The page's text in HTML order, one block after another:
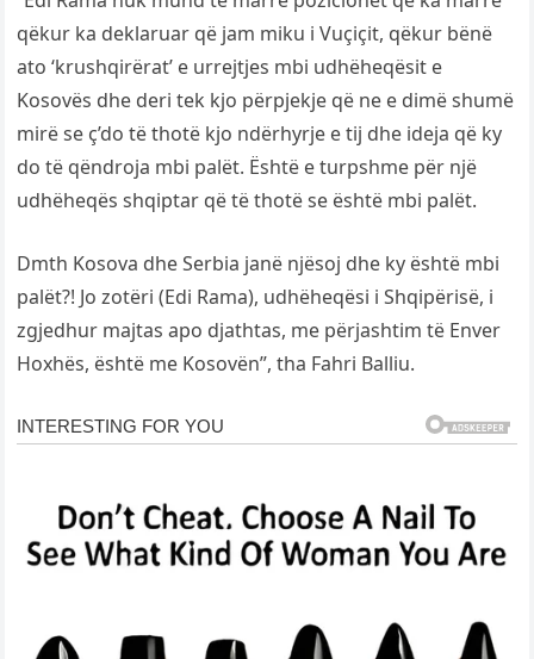
qëkur ka deklaruar që jam miku i Vuçiçit, qëkur bënë
ato ‘krushqirërat’ e urrejtjes mbi udhëheqësit e
Kosovës dhe deri tek kjo përpjekje që ne e dimë shumë
mirë se ç’do të thotë kjo ndërhyrje e tij dhe ideja që ky
do të qëndroja mbi palët. Është e turpshme për një
udhëheqës shqiptar që të thotë se është mbi palët.
Dmth Kosova dhe Serbia janë njësoj dhe ky është mbi
palët?! Jo zotëri (Edi Rama), udhëheqësi i Shqipërisë, i
zgjedhur majtas apo djathtas, me përjashtim të Enver
Hoxhës, është me Kosovën”, tha Fahri Balliu.